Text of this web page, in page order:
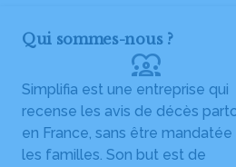
Qui sommes-nous ?
diversity_1
Simplifia est une entreprise qui
recense les avis de décès
en France, sans être mandatée
les familles. Son but est de